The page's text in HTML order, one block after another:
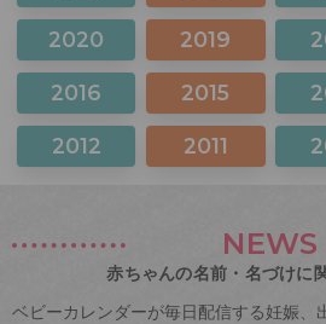
2020 2019
2016 2015
2012 2011
NEWS
赤ちゃんの名前・名づけに
ベビーカレンダーが毎日配信する妊娠、